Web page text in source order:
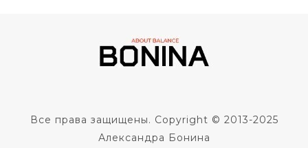
Все права защищены. Copyright © 2013-2025
Александра Бонина